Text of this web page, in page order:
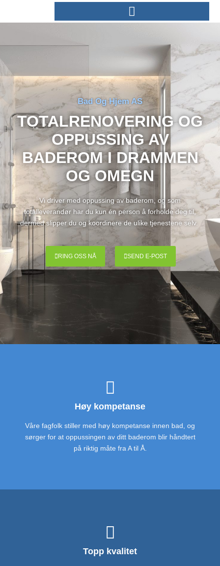
Bad Og Hjem AS
TOTALRENOVERING OG
OPPUSSING AV
BADEROM I DRAMMEN
OG OMEGN
Vi driver med oppussing av baderom, og som
totalleverandør har du kun én person å forholde deg til,
dermed slipper du og koordinere de ulike tjenestene selv.
RING OSS NÅ SEND E-POST
Høy kompetanse
Våre fagfolk stiller med høy kompetanse innen bad, og
sørger for at oppussingen av ditt baderom blir håndtert
på riktig måte fra A til Å.
Topp kvalitet